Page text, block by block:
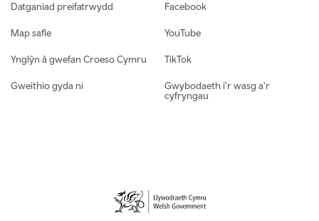
Datganiad preifatrwydd
Map safle
Ynglŷn â gwefan Croeso Cymru
Gweithio gyda ni
Facebook
YouTube
TikTok
Gwybodaeth i'r wasg a'r
cyfryngau